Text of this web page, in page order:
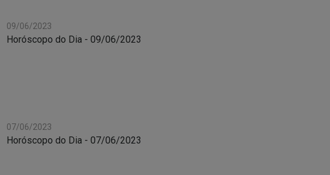
09/06/2023
Horóscopo do Dia - 09/06/2023
07/06/2023
Horóscopo do Dia - 07/06/2023